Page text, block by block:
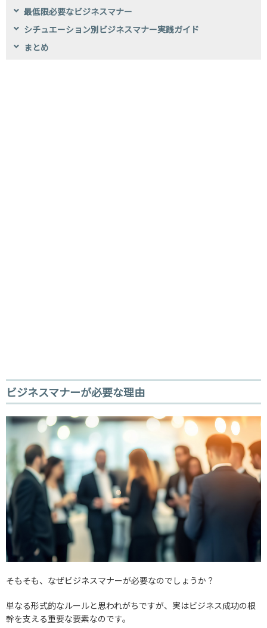
最低限必要なビジネスマナー
シチュエーション別ビジネスマナー実践ガイド
まとめ
ビジネスマナーが必要な理由
そもそも、なぜビジネスマナーが必要なのでしょうか？
単なる形式的なルールと思われがちですが、実はビジネス成功の根
幹を支える重要な要素なのです。